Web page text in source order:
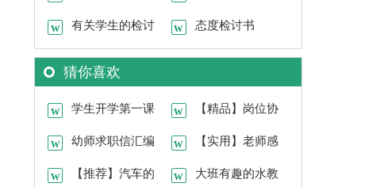
申请
有关学生的检讨
书
态度检讨书
猜你喜欢
学生开学第一课
教案模板（通用6
篇）
【精品】岗位协
议书3篇
幼师求职信汇编
15篇
【实用】老师感
谢信四篇
【推荐】汽车的 大班有趣的水教